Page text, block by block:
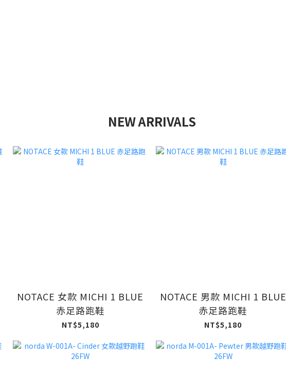
NEW ARRIVALS
NOTACE 女款 MICHI 1 BLUE
赤足路跑鞋
NT$5,180
NOTACE 男款 MICHI 1 BLUE
赤足路跑鞋
NT$5,180